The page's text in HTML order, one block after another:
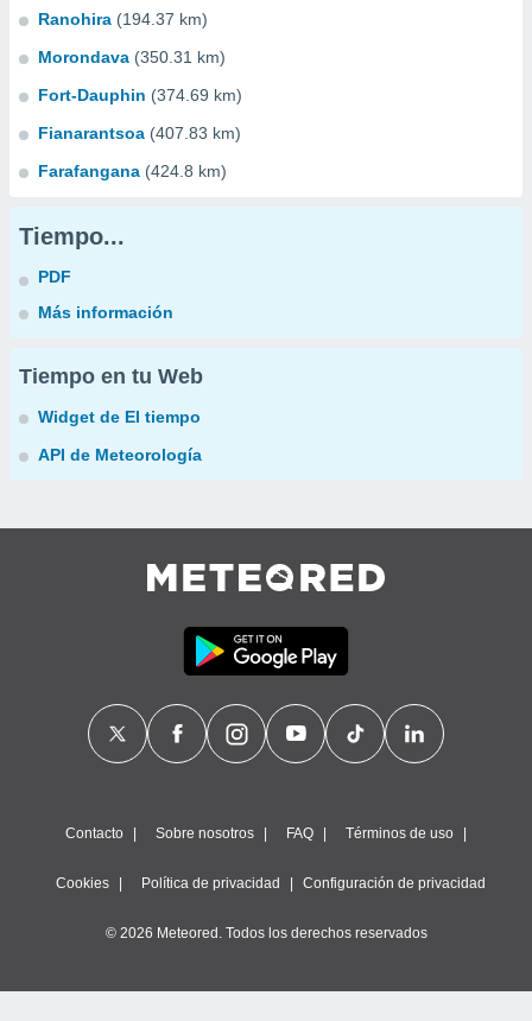
Ranohira (194.37 km)
Morondava (350.31 km)
Fort-Dauphin (374.69 km)
Fianarantsoa (407.83 km)
Farafangana (424.8 km)
Tiempo...
PDF
Más información
Tiempo en tu Web
Widget de El tiempo
API de Meteorología
Contacto Sobre nosotros FAQ Términos de uso
Cookies Política de privacidad Configuración de privacidad
© 2026 Meteored. Todos los derechos reservados